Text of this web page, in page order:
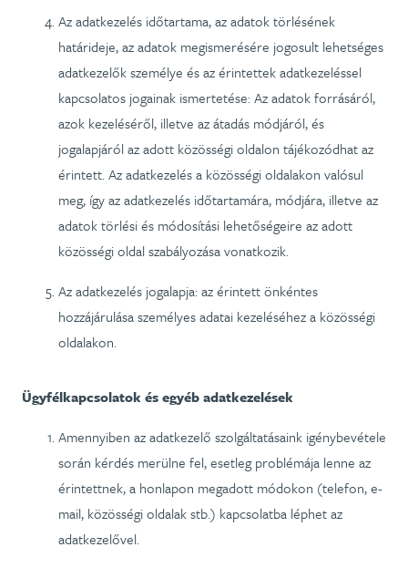
Az adatkezelés időtartama, az adatok törlésének
határideje, az adatok megismerésére jogosult lehetséges
adatkezelők személye és az érintettek adatkezeléssel
kapcsolatos jogainak ismertetése: Az adatok forrásáról,
azok kezeléséről, illetve az átadás módjáról, és
jogalapjáról az adott közösségi oldalon tájékozódhat az
érintett. Az adatkezelés a közösségi oldalakon valósul
meg, így az adatkezelés időtartamára, módjára, illetve az
adatok törlési és módosítási lehetőségeire az adott
közösségi oldal szabályozása vonatkozik.
Az adatkezelés jogalapja: az érintett önkéntes
hozzájárulása személyes adatai kezeléséhez a közösségi
oldalakon.
Ügyfélkapcsolatok és egyéb adatkezelések
Amennyiben az adatkezelő szolgáltatásaink igénybevétele
során kérdés merülne fel, esetleg problémája lenne az
érintettnek, a honlapon megadott módokon (telefon, e-
mail, közösségi oldalak stb.) kapcsolatba léphet az
adatkezelővel.